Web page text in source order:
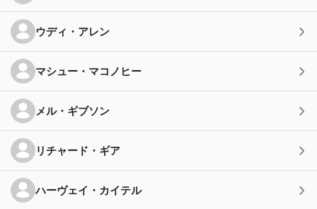
ウディ・アレン
マシュー・マコノヒー
メル・ギブソン
リチャード・ギア
ハーヴェイ・カイテル